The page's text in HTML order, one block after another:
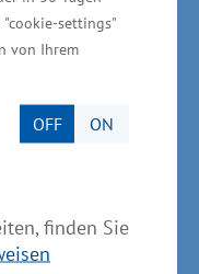
settings"
von Ihrem
OFF ON
finden Sie
betonte
machte